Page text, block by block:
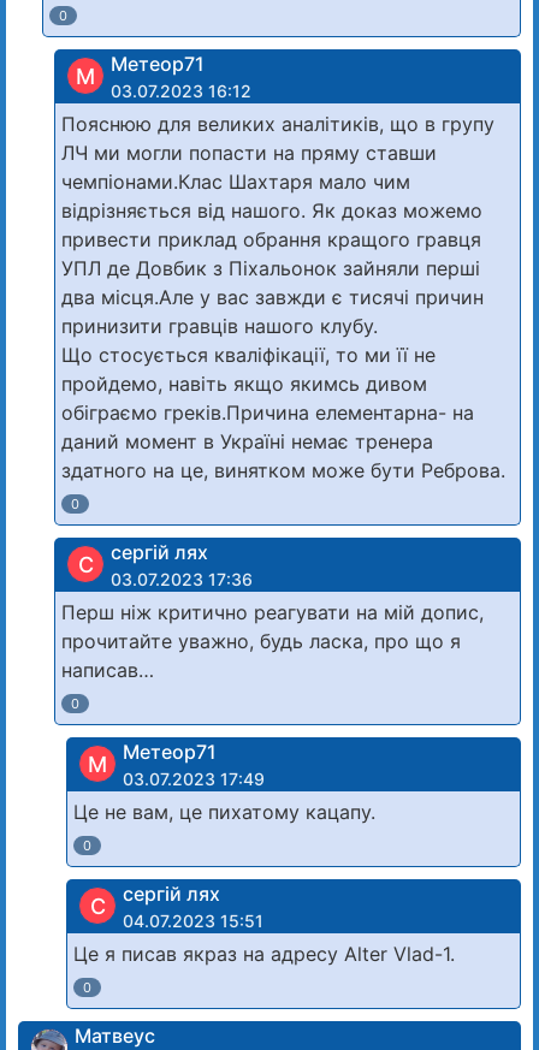
0
М Метеор71
03.07.2023 16:12
Пояснюю для великих аналітиків, що в групу
ЛЧ ми могли попасти на пряму ставши
чемпіонами.Клас Шахтаря мало чим
відрізняється від нашого. Як доказ можемо
привести приклад обрання кращого гравця
УПЛ де Довбик з Піхальонок зайняли перші
два місця.Але у вас завжди є тисячі причин
принизити гравців нашого клубу.
Що стосується кваліфікації, то ми її не
пройдемо, навіть якщо якимсь дивом
обіграємо греків.Причина елементарна- на
даний момент в Україні немає тренера
здатного на це, винятком може бути Реброва.
0
С сергій лях
03.07.2023 17:36
Перш ніж критично реагувати на мій допис,
прочитайте уважно, будь ласка, про що я
написав…
0
М Метеор71
03.07.2023 17:49
Це не вам, це пихатому кацапу.
0
С сергій лях
04.07.2023 15:51
Це я писав якраз на адресу Alter Vlad-1.
0
Матвеус